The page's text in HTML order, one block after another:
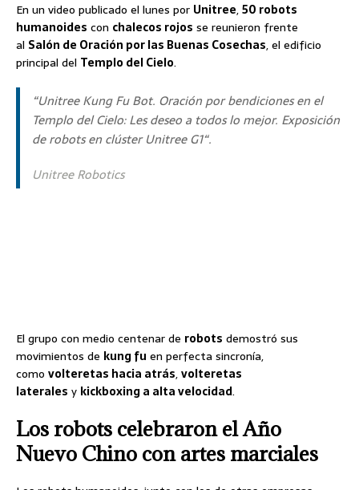
En un video publicado el lunes por Unitree,50 robots
humanoides con chalecos rojos se reunieron frente
al Salón de Oración por las Buenas Cosechas, el edificio
principal del Templo del Cielo.
“Unitree Kung Fu Bot. Oración por bendiciones en el
Templo del Cielo: Les deseo a todos lo mejor. Exposición
de robots en clúster Unitree G1“.
Unitree Robotics
El grupo con medio centenar de robots demostró sus
movimientos de kung fu en perfecta sincronía,
como volteretas hacia atrás,volteretas
laterales y kickboxing a alta velocidad.
Los robots celebraron el Año
Nuevo Chino con artes marciales